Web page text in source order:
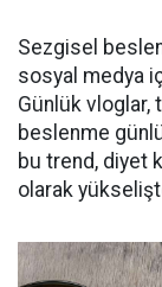
Sezgisel
sosyal medya
Günlük vloglar,
beslenme
bu trend, diyet
olarak